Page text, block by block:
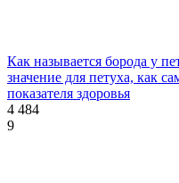
Как называется борода у
значение для петуха, как
показателя здоровья
4 484
9